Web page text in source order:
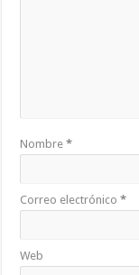
Nombre*
Correo electrónico*
Web